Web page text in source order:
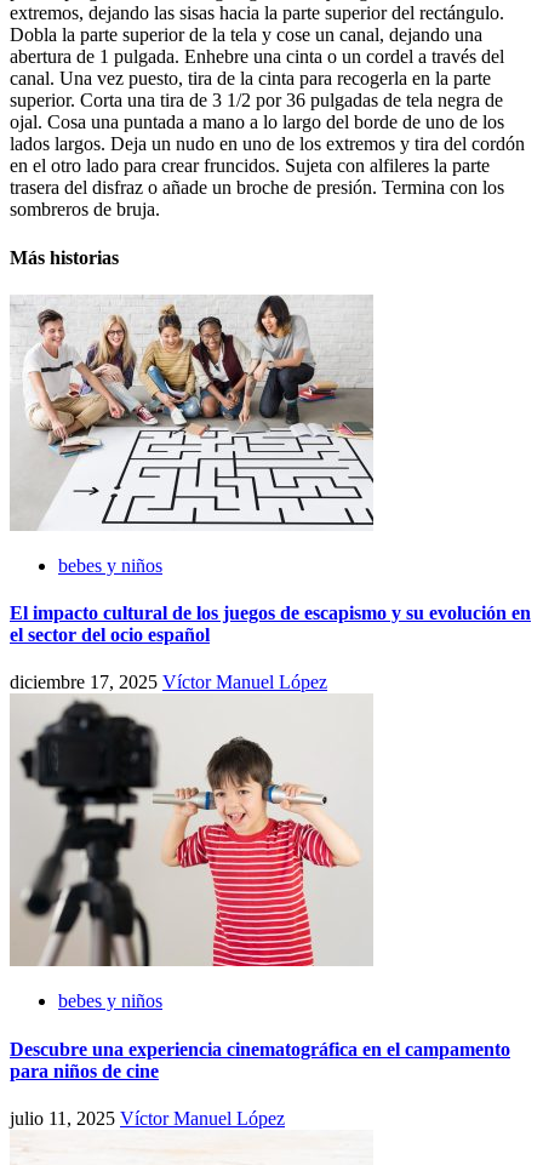
extremos, dejando las sisas hacia la parte superior del rectángulo.
Dobla la parte superior de la tela y cose un canal, dejando una
abertura de 1 pulgada. Enhebre una cinta o un cordel a través del
canal. Una vez puesto, tira de la cinta para recogerla en la parte
superior. Corta una tira de 3 1/2 por 36 pulgadas de tela negra de
ojal. Cosa una puntada a mano a lo largo del borde de uno de los
lados largos. Deja un nudo en uno de los extremos y tira del cordón
en el otro lado para crear fruncidos. Sujeta con alfileres la parte
trasera del disfraz o añade un broche de presión. Termina con los
sombreros de bruja.
Más historias
bebes y niños
El impacto cultural de los juegos de escapismo y su evolución en
el sector del ocio español
diciembre 17, 2025 Víctor Manuel López
bebes y niños
Descubre una experiencia cinematográfica en el campamento
para niños de cine
julio 11, 2025 Víctor Manuel López